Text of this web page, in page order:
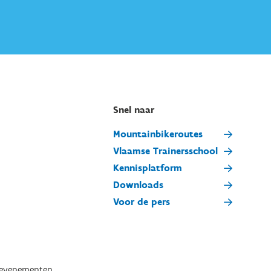
Snel naar
Mountainbikeroutes
Vlaamse Trainersschool
Kennisplatform
Downloads
Voor de pers